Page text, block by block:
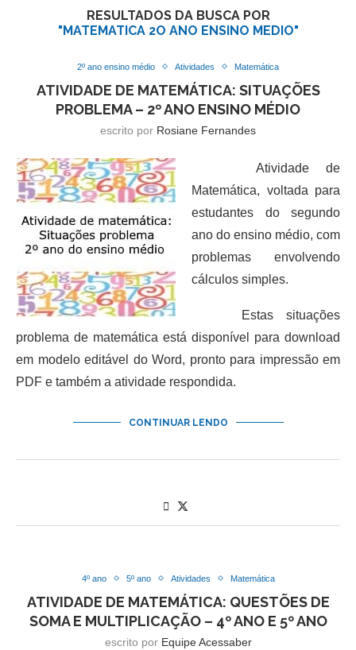
RESULTADOS DA BUSCA POR
"MATEMATICA 2O ANO ENSINO MEDIO"
2º ano ensino médio Atividades Matemática
ATIVIDADE DE MATEMÁTICA: SITUAÇÕES
PROBLEMA – 2º ANO ENSINO MÉDIO
escrito por Rosiane Fernandes
Atividade de
Matemática, voltada para
estudantes do segundo
ano do ensino médio, com
problemas envolvendo
cálculos simples.
Estas situações
problema de matemática está disponível para download
em modelo editável do Word, pronto para impressão em
PDF e também a atividade respondida.
CONTINUAR LENDO
4º ano 5º ano Atividades Matemática
ATIVIDADE DE MATEMÁTICA: QUESTÕES DE
SOMA E MULTIPLICAÇÃO – 4º ANO E 5º ANO
escrito por Equipe Acessaber